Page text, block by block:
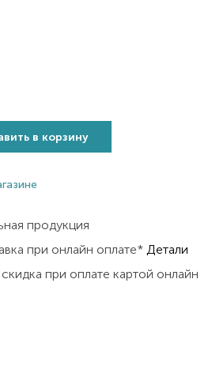
в корзину
продукция
при онлайн оплате* Детали
при оплате картой онлайн